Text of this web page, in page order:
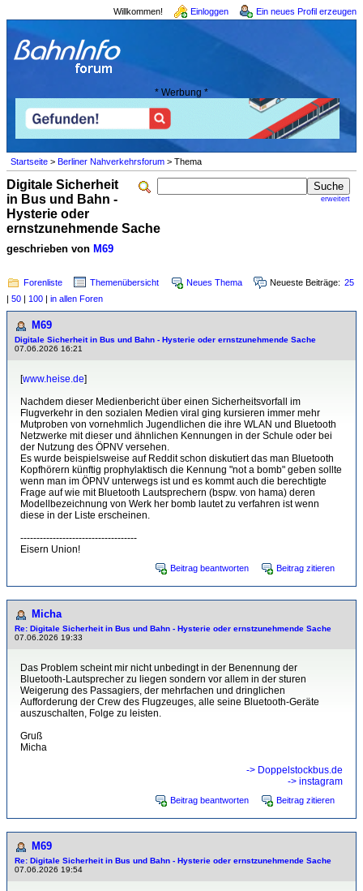
Willkommen! Einloggen Ein neues Profil erzeugen
* Werbung *
Startseite > Berliner Nahverkehrsforum > Thema
erweitert
Digitale Sicherheit
in Bus und Bahn -
Hysterie oder
ernstzunehmende Sache
geschrieben von M69
Forenliste Themenübersicht Neues Thema Neueste Beiträge: 25
| 50 | 100 | in allen Foren
M69
Digitale Sicherheit in Bus und Bahn - Hysterie oder ernstzunehmende Sache
07.06.2026 16:21
[www.heise.de]
Nachdem dieser Medienbericht über einen Sicherheitsvorfall im
Flugverkehr in den sozialen Medien viral ging kursieren immer mehr
Mutproben von vornehmlich Jugendlichen die ihre WLAN und Bluetooth
Netzwerke mit dieser und ähnlichen Kennungen in der Schule oder bei
der Nutzung des ÖPNV versehen.
Es wurde beispielsweise auf Reddit schon diskutiert das man Bluetooth
Kopfhörern künftig prophylaktisch die Kennung "not a bomb" geben sollte
wenn man im ÖPNV unterwegs ist und es kommt auch die berechtigte
Frage auf wie mit Bluetooth Lautsprechern (bspw. von hama) deren
Modellbezeichnung von Werk her bomb lautet zu verfahren ist wenn
diese in der Liste erscheinen.
------------------------------------
Eisern Union!
Beitrag beantworten Beitrag zitieren
Micha
Re: Digitale Sicherheit in Bus und Bahn - Hysterie oder ernstzunehmende Sache
07.06.2026 19:33
Das Problem scheint mir nicht unbedingt in der Benennung der
Bluetooth-Lautsprecher zu liegen sondern vor allem in der sturen
Weigerung des Passagiers, der mehrfachen und dringlichen
Aufforderung der Crew des Flugzeuges, alle seine Bluetooth-Geräte
auszuschalten, Folge zu leisten.
Gruß
Micha
-> Doppelstockbus.de
-> instagram
Beitrag beantworten Beitrag zitieren
M69
Re: Digitale Sicherheit in Bus und Bahn - Hysterie oder ernstzunehmende Sache
07.06.2026 19:54